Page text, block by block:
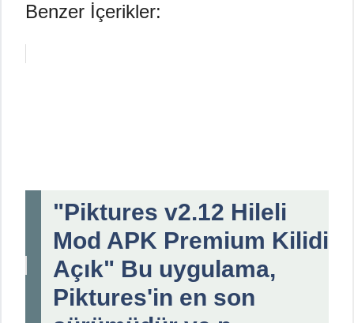
Benzer İçerikler:
"Piktures v2.12 Hileli
Mod APK Premium Kilidi
Açık" Bu uygulama,
Piktures'in en son